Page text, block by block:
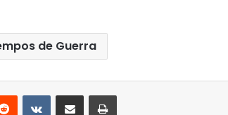
de Guerra
Reddit VKontakteCompartir por correo electrónicoImprimir